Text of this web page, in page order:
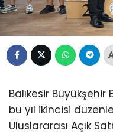
Balıkesir Büyükşehir
bu yıl ikincisi
Uluslararası Açık